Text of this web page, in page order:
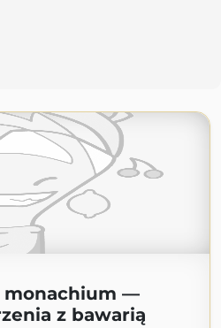
monachium —
z bawarią